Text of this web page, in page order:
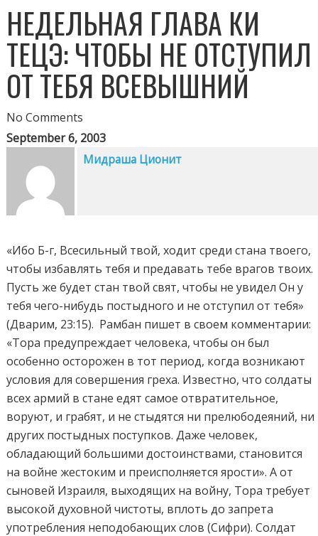
НЕДЕЛЬНАЯ ГЛАВА КИ
ТЕЦЭ: ЧТОБЫ НЕ ОТСТУПИЛ
ОТ ТЕБЯ ВСЕВЫШНИЙ
No Comments
September 6, 2003
Мидраша Ционит
«Ибо Б-г, Всесильный твой, ходит среди стана твоего,
чтобы избавлять тебя и предавать тебе врагов твоих.
Пусть же будет стан твой свят, чтобы не увидел Он у
тебя чего-нибудь постыдного и не отступил от тебя»
(Дварим, 23:15). Рамбан пишет в своем комментарии:
«Тора предупреждает человека, чтобы он был
особенно осторожен в тот период, когда возникают
условия для совершения греха. Известно, что солдаты
всех армий в стане едят самое отвратительное,
воруют, и грабят, и не стыдятся ни прелюбодеяний, ни
других постыдных поступков. Даже человек,
обладающий большими достоинствами, становится
на войне жестоким и преисполняется ярости». А от
сыновей Израиля, выходящих на войну, Тора требует
высокой духовной чистоты, вплоть до запрета
употребления неподобающих слов (Сифри). Солдат